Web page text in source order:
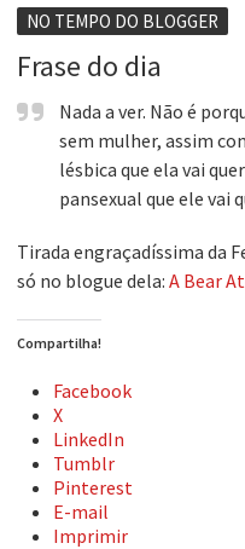
Aprender a fracassar é o
Contardo Calligaris prega
Esse tal de Rock Gaúcho
Os causos de Jorge Luis
NO TEMPO DO BLOGGER
Frase do dia
Nada a ver. Não é
sem mulher, assim
lésbica que ela vai
pansexual que ele vai
Tirada engraçadíssima da
só no blogue dela: A Bear
Compartilha!
Facebook
X
LinkedIn
Tumblr
Pinterest
E-mail
Imprimir